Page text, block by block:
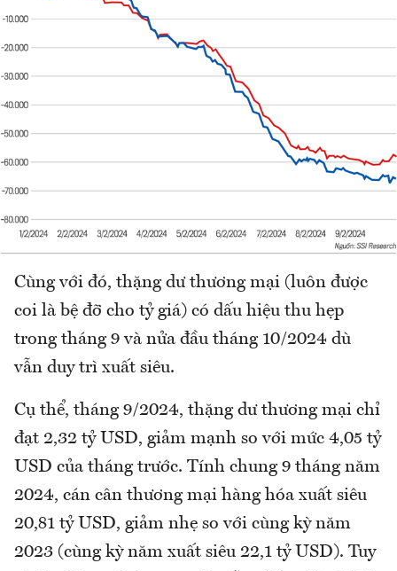
Cùng với đó, thặng dư thương mại (luôn được
coi là bệ đỡ cho tỷ giá) có dấu hiệu thu hẹp
trong tháng 9 và nửa đầu tháng 10/2024 dù
vẫn duy trì xuất siêu.
Cụ thể, tháng 9/2024, thặng dư thương mại chỉ
đạt 2,32 tỷ USD, giảm mạnh so với mức 4,05 tỷ
USD của tháng trước. Tính chung 9 tháng năm
2024, cán cân thương mại hàng hóa xuất siêu
20,81 tỷ USD, giảm nhẹ so với cùng kỳ năm
2023 (cùng kỳ năm xuất siêu 22,1 tỷ USD). Tuy